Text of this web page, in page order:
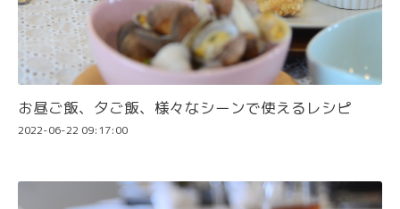
お昼ご飯、夕ご飯、様々なシーンで使えるレシピ
2022-06-22 09:17:00